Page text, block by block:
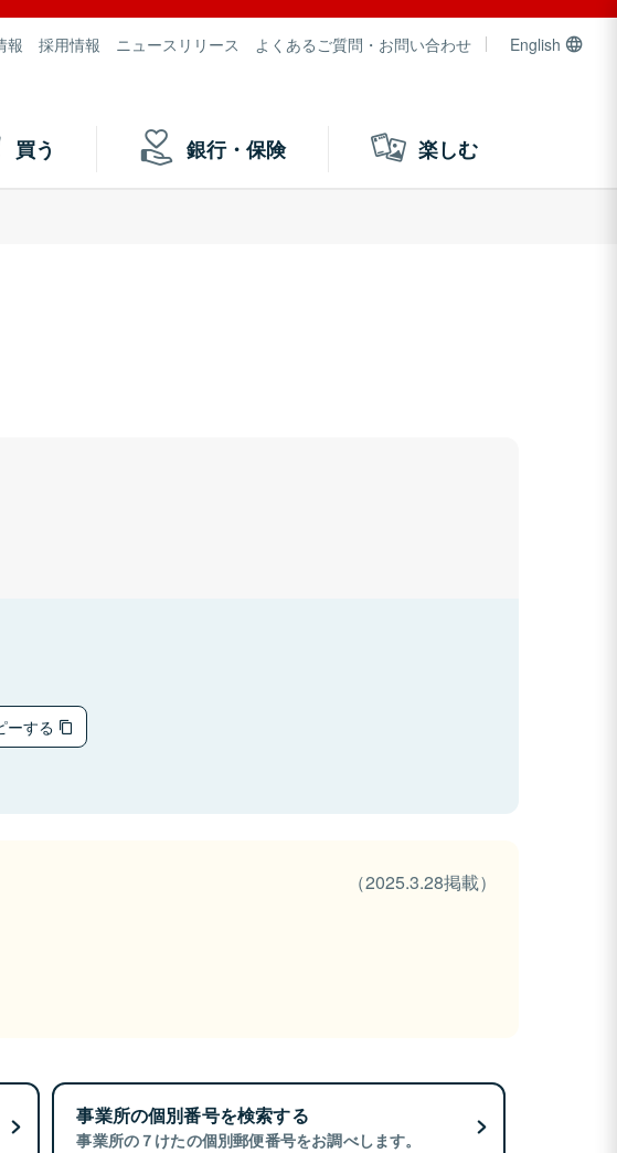
報 採用情報 ニュースリリース よくあるご質問・お問い合わせ English
買う 銀行・保険 楽しむ
ーする
（2025.3.28掲載）
事業所の個別番号を検索する
事業所の７けたの個別郵便番号をお調べします。